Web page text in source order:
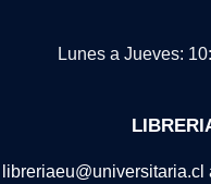
Lunes a Jueves: